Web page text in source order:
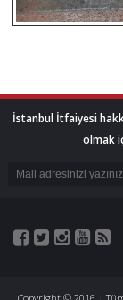
İstanbul İtfaiyesi
olmak